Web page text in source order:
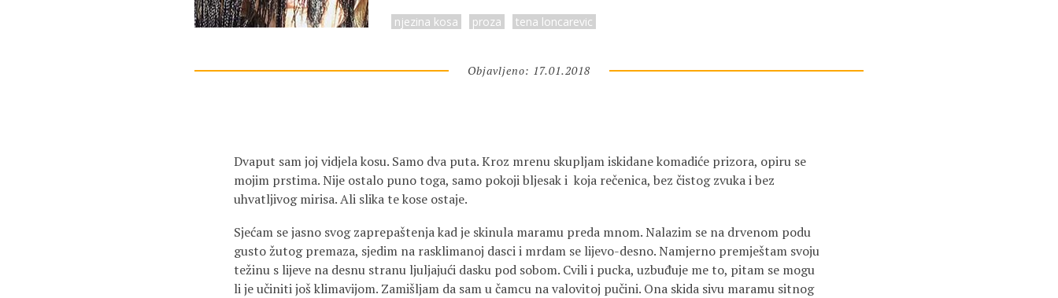
njezina kosa proza tena loncarevic
Objavljeno: 17.01.2018
Dvaput sam joj vidjela kosu. Samo dva puta. Kroz mrenu skupljam iskidane komadiće prizora, opiru se
mojim prstima. Nije ostalo puno toga, samo pokoji bljesak i koja rečenica, bez čistog zvuka i bez
uhvatljivog mirisa. Ali slika te kose ostaje.
Sjećam se jasno svog zaprepaštenja kad je skinula maramu preda mnom. Nalazim se na drvenom podu
gusto žutog premaza, sjedim na rasklimanoj dasci i mrdam se lijevo-desno. Namjerno premještam svoju
težinu s lijeve na desnu stranu ljuljajući dasku pod sobom. Cvili i pucka, uzbuđuje me to, pitam se mogu
li je učiniti još klimavijom. Zamišljam da sam u čamcu na valovitoj pučini. Ona skida sivu maramu sitnog